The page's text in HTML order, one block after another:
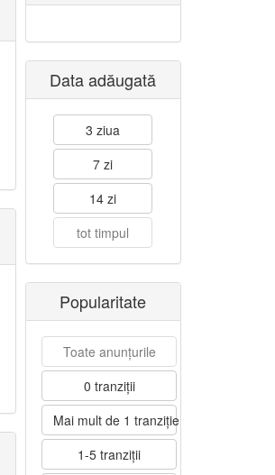
Data adăugată
3 ziua
7 zi
14 zi
tot timpul
Popularitate
Toate anunțurile
0 tranziții
Mai mult de 1 tranziție
1-5 tranziții